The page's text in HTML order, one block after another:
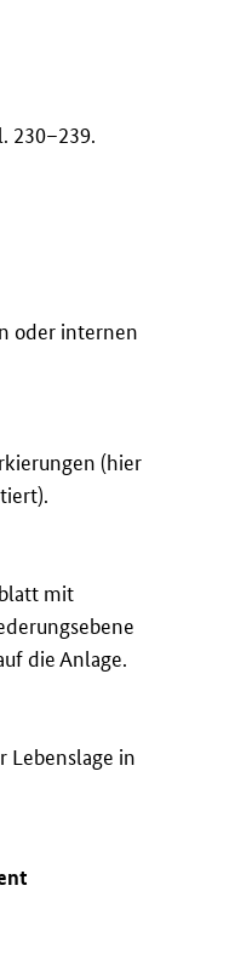
230–239.
oder internen
(hier
mit
die Anlage.
Lebenslage in